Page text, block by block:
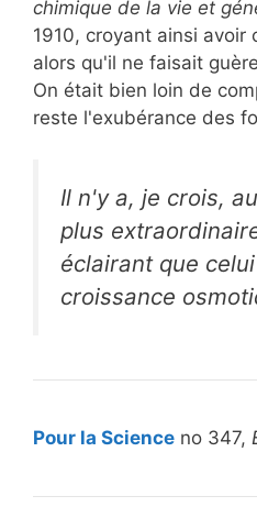
chimique de la vie et
1910, croyant ainsi avoir
alors qu'il ne faisait
On était bien loin de
reste l'exubérance des
Il n'y a, je crois,
plus
éclairant que
croissance
Pour la Science no 347,